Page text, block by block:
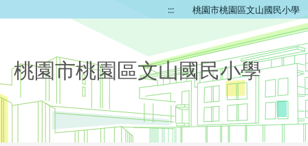
::: 桃園市桃園區文山國民小學
桃園市桃園區文山國民小學